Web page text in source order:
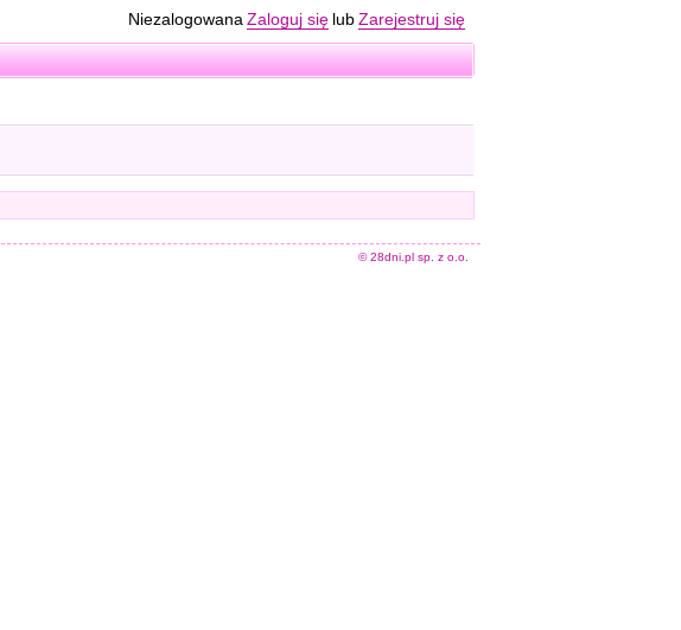
Niezalogowana Zaloguj się lub Zarejestruj się
© 28dni.pl sp. z o.o.